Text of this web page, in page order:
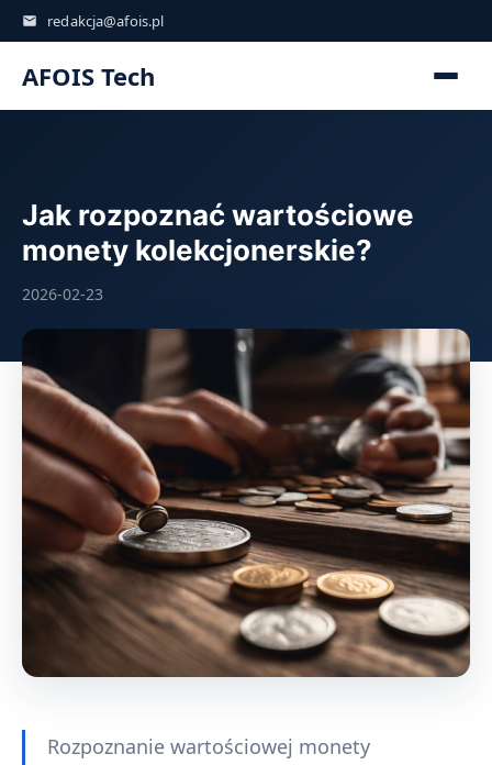
redakcja@afois.pl
AFOIS Tech
Jak rozpoznać wartościowe
monety kolekcjonerskie?
2026-02-23
Rozpoznanie wartościowej monety